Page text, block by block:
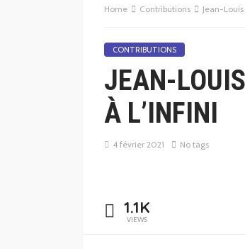
Home Contributions Jean-
CONTRIBUTIONS
JEAN-
À L’INFINI
4 février 2021 No tags
1.1K
VIEWS